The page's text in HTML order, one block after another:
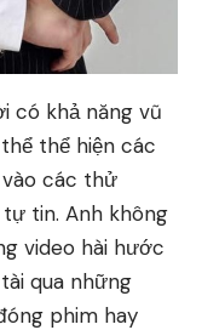
có khả năng vũ
thể hiện các
các thử
tin. Anh không
video hài hước
qua những
phim hay